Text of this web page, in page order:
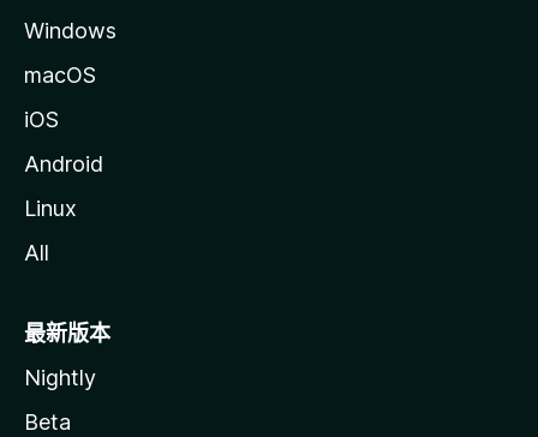
Windows
macOS
iOS
Android
Linux
All
最新版本
Nightly
Beta